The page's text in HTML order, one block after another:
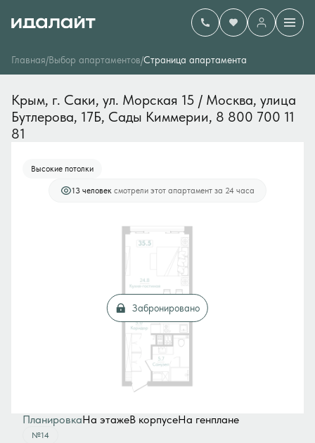
Главная/Выбор апартаментов/Cтраница апартамента
Ипотекаот 232 438 руб./мес.
Крым, г. Саки, ул. Морская 15 / Москва, улица
Бутлерова, 17Б, Сады Киммерии, 8 800 700 11
81
Высокие потолки
13 человек смотрели этот апартамент за 24 часа
Забронировано
ПланировкаНа этажеВ корпусеНа генплане
№14